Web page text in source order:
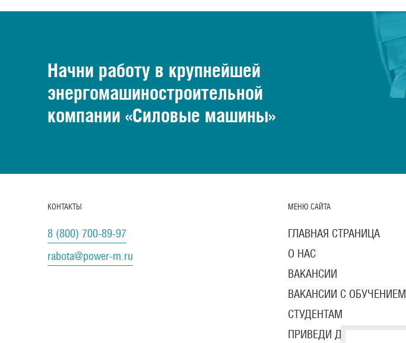
Начни работу в крупнейшей
энергомашиностроительной
компании «Силовые машины»
КОНТАКТЫ
8 (800) 700-89-97
rabota@power-m.ru
МЕНЮ САЙТА
ГЛАВНАЯ СТРАНИЦА
О НАС
ВАКАНСИИ
ВАКАНСИИ С ОБУЧЕНИЕМ
СТУДЕНТАМ
ПРИВЕДИ ДРУГА